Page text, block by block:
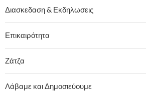
Διασκεδαση & Εκδηλωσεις
Επικαιρότητα
Ζάτζα
Λάβαμε και Δημοσιεύουμε